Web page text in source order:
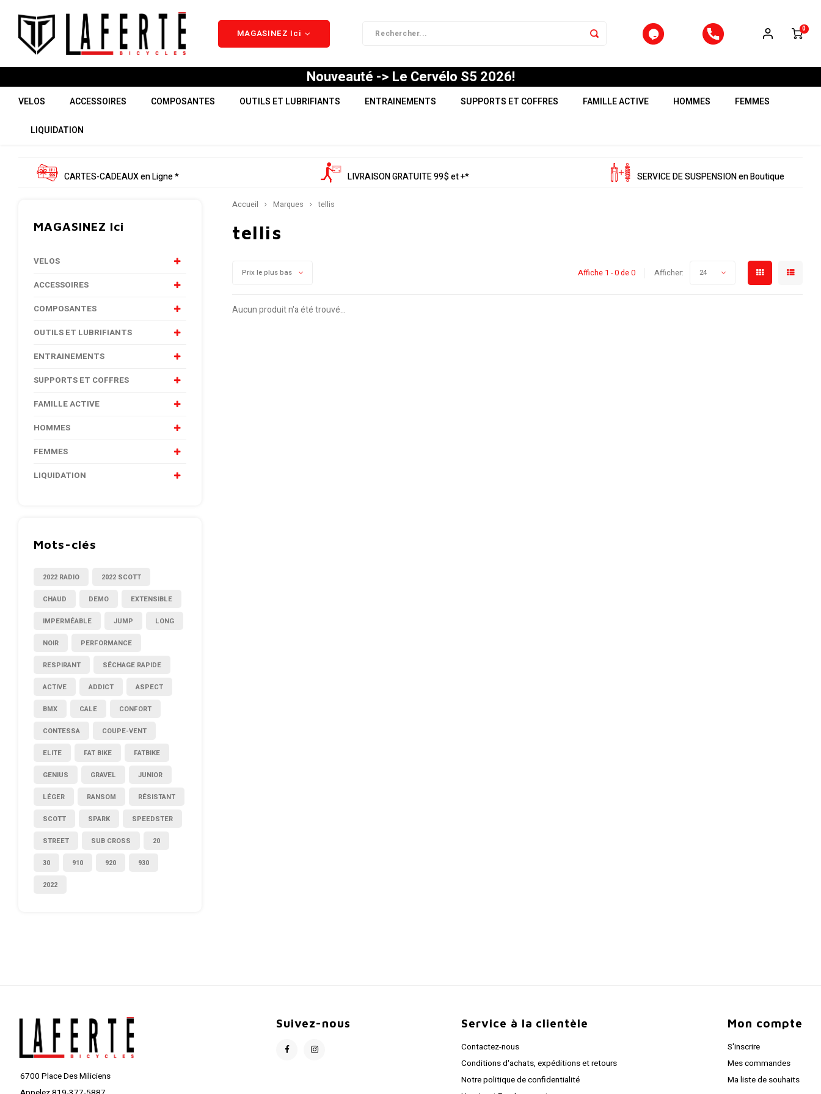
MAGASINEZ Ici 0
Nouveauté -> Le Cervélo S5 2026!
VELOS ACCESSOIRES COMPOSANTES OUTILS ET LUBRIFIANTS ENTRAINEMENTS SUPPORTS ET COFFRES FAMILLE ACTIVE HOMMES FEMMES
LIQUIDATION
CARTES-CADEAUX en Ligne * LIVRAISON GRATUITE 99$ et +* SERVICE DE SUSPENSION en Boutique
MAGASINEZ Ici
VELOS
ACCESSOIRES
COMPOSANTES
OUTILS ET LUBRIFIANTS
ENTRAINEMENTS
SUPPORTS ET COFFRES
FAMILLE ACTIVE
HOMMES
FEMMES
LIQUIDATION
Mots-clés
2022 RADIO 2022 SCOTT
CHAUD DEMO EXTENSIBLE
IMPERMÉABLE JUMP LONG
NOIR PERFORMANCE
RESPIRANT SÉCHAGE RAPIDE
ACTIVE ADDICT ASPECT
BMX CALE CONFORT
CONTESSA COUPE-VENT
ELITE FAT BIKE FATBIKE
GENIUS GRAVEL JUNIOR
LÉGER RANSOM RÉSISTANT
SCOTT SPARK SPEEDSTER
STREET SUB CROSS 20
30 910 920 930
2022
Accueil Marques tellis
tellis
Prix le plus bas Affiche 1 - 0 de 0 Afficher: 24
Aucun produit n'a été trouvé...
6700 Place Des Miliciens
Suivez-nous Service à la clientèle
Contactez-nous
Conditions d'achats, expéditions et retours
Notre politique de confidentialité
Mon compte
S'inscrire
Mes commandes
Ma liste de souhaits